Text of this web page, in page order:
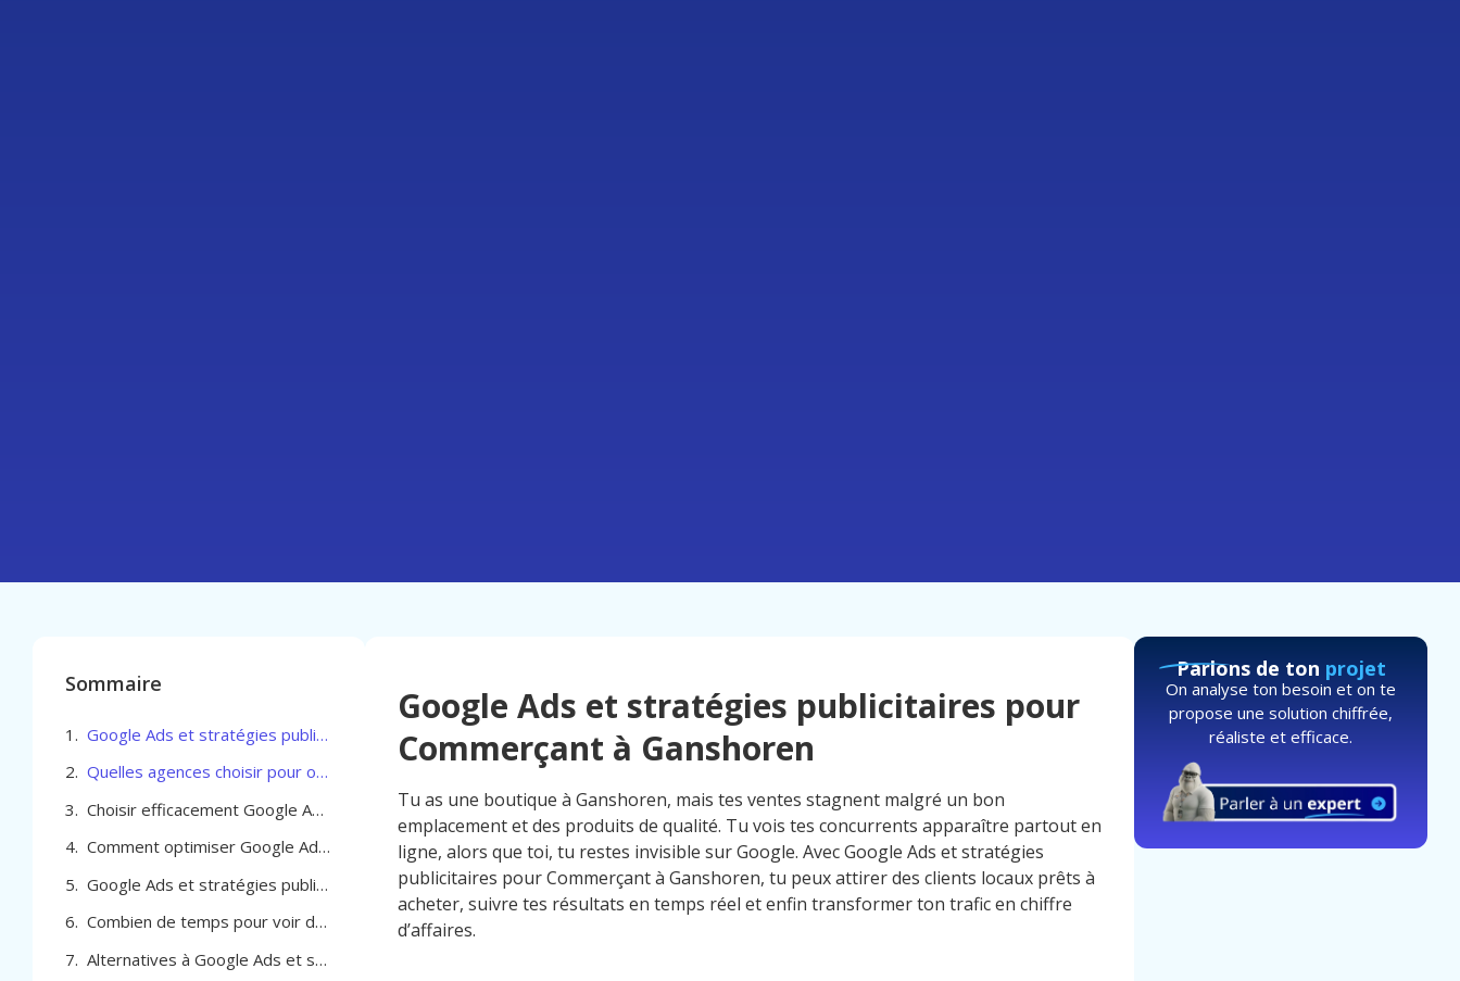
Sommaire
Google Ads et stratégies publicitaires pour Commerçant à Ganshoren
Quelles agences choisir pour optimiser Google Ads et stratégies publicitaires pour Commerçant à Ganshoren
Choisir efficacement Google Ads et stratégies publicitaires pour Commerçant à Ganshoren
Comment optimiser Google Ads et stratégies publicitaires pour Commerçant à Ganshoren
Google Ads et stratégies publicitaires pour Commerçant à Ganshoren
Combien de temps pour voir des résultats avec Google Ads à Ganshoren
Alternatives à Google Ads et stratégies publicitaires pour Commerçant à Ganshoren
Google Ads et stratégies publicitaires pour
Commerçant à Ganshoren
Tu as une boutique à Ganshoren, mais tes ventes stagnent malgré un bon
emplacement et des produits de qualité. Tu vois tes concurrents apparaître partout en
ligne, alors que toi, tu restes invisible sur Google. Avec Google Ads et stratégies
publicitaires pour Commerçant à Ganshoren, tu peux attirer des clients locaux prêts à
acheter, suivre tes résultats en temps réel et enfin transformer ton trafic en chiffre
d’affaires.
Parlons de ton projet
On analyse ton besoin et on te
propose une solution chiffrée,
réaliste et efficace.